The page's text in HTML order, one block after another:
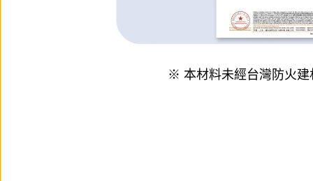
※ 本材料未經台灣防火建